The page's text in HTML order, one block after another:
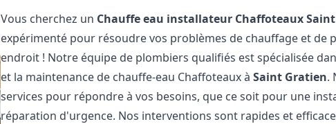
Vous cherchez un Chauffe eau installateur Chaffoteaux
expérimenté pour résoudre vos problèmes de chauffage et de
endroit ! Notre équipe de plombiers qualifiés est spécialisée
et la maintenance de chauffe-eau Chaffoteaux àSaint Gratien.
services pour répondre à vos besoins, que ce soit pour une
réparation d'urgence. Nos interventions sont rapides et